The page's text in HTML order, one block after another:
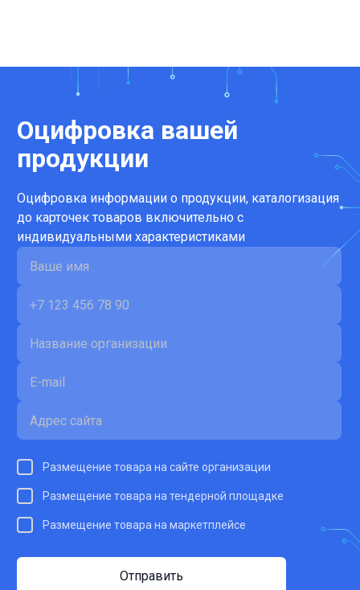
Оцифровка вашей
продукции
Оцифровка информации о продукции, каталогизация
до карточек товаров включительно с
индивидуальными характеристиками
Размещение товара на сайте организации
Размещение товара на тендерной площадке
Размещение товара на маркетплейсе
Отправить